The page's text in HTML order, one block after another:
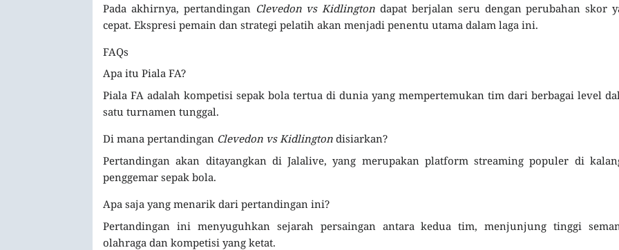
Pada akhirnya, pertandingan Clevedon vs Kidlington dapat berjalan seru dengan perubahan skor
cepat. Ekspresi pemain dan strategi pelatih akan menjadi penentu utama dalam laga ini.
FAQs
Apa itu Piala FA?
Piala FA adalah kompetisi sepak bola tertua di dunia yang mempertemukan tim dari berbagai level
satu turnamen tunggal.
Di mana pertandingan Clevedon vs Kidlington disiarkan?
Pertandingan akan ditayangkan di Jalalive, yang merupakan platform streaming populer di
penggemar sepak bola.
Apa saja yang menarik dari pertandingan ini?
Pertandingan ini menyuguhkan sejarah persaingan antara kedua tim, menjunjung tinggi
olahraga dan kompetisi yang ketat.